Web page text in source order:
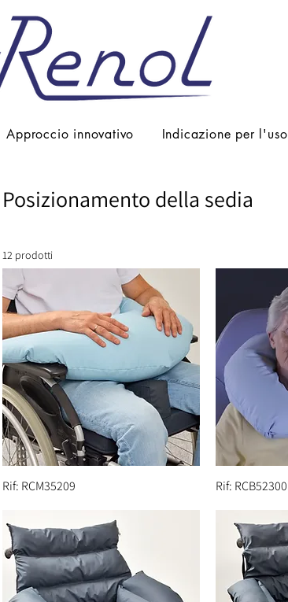
Approccio innovativo Indicazione per l'uso
Posizionamento della sedia
12 prodotti
Rif: RCM35209 Rif: RCB52300